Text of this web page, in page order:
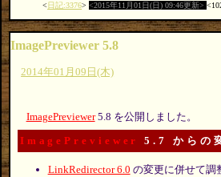
日記:3376 2015年11月01日(日) 09:46更新
ImagePreviewer 5.8
2014年01月09日(木)
ImagePreviewer5.8 を公開しました。
ImagePreviewer 5.7 からの
LinkRedirector 6.0 の変更に併せて調